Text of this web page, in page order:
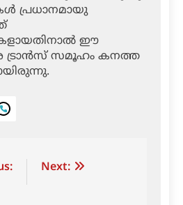
പ്രധാനമായു
ഈ
ട്രാന്‍സ് സമൂഹം കനത്ത
LinkedIn
Next: